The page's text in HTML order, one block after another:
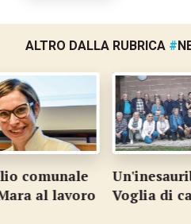
ALTRO DALLA RUBRICA #
comunale
al lavoro
Voglia di